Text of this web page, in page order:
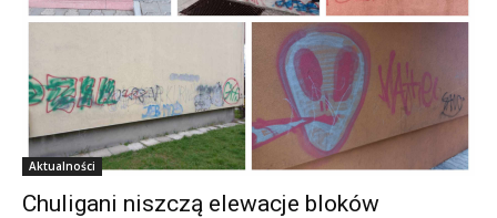
Aktualności
Chuligani niszczą elewacje bloków